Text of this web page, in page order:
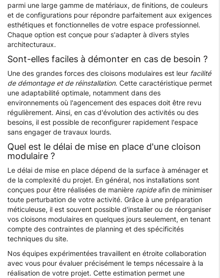
parmi une large gamme de matériaux, de finitions, de couleurs
et de configurations pour répondre parfaitement aux exigences
esthétiques et fonctionnelles de votre espace professionnel.
Chaque option est conçue pour s'adapter à divers styles
architecturaux.
Sont-elles faciles à démonter en cas de besoin ?
Une des grandes forces des cloisons modulaires est leur facilité
de démontage et de réinstallation. Cette caractéristique permet
une adaptabilité optimale, notamment dans des
environnements où l'agencement des espaces doit être revu
régulièrement. Ainsi, en cas d'évolution des activités ou des
besoins, il est possible de reconfigurer rapidement l'espace
sans engager de travaux lourds.
Quel est le délai de mise en place d'une cloison
modulaire ?
Le délai de mise en place dépend de la surface à aménager et
de la complexité du projet. En général, nos installations sont
conçues pour être réalisées de manière rapideafin de minimiser
toute perturbation de votre activité. Grâce à une préparation
méticuleuse, il est souvent possible d'installer ou de réorganiser
vos cloisons modulaires en quelques jours seulement, en tenant
compte des contraintes de planning et des spécificités
techniques du site.
Nos équipes expérimentées travaillent en étroite collaboration
avec vous pour évaluer précisément le temps nécessaire à la
réalisation de votre projet. Cette estimation permet une